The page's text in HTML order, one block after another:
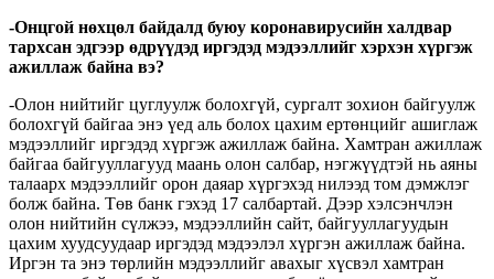
-Онцгой нөхцөл байдалд буюу коронавирусийн халдвар
тархсан эдгээр өдрүүдэд иргэдэд мэдээллийг хэрхэн хүргэж
ажиллаж байна вэ?
-Олон нийтийг цуглуулж болохгүй, сургалт зохион байгуулж
болохгүй байгаа энэ үед аль болох цахим ертөнцийг ашиглаж
мэдээллийг иргэдэд хүргэж ажиллаж байна. Хамтран ажиллаж
байгаа байгууллагууд маань олон салбар, нэгжүүдтэй нь аяны
талаарх мэдээллийг орон даяар хүргэхэд нилээд том дэмжлэг
болж байна. Төв банк гэхэд 17 салбартай. Дээр хэлсэнчлэн
олон нийтийн сүлжээ, мэдээллийн сайт, байгууллагуудын
цахим хуудсуудаар иргэдэд мэдээлэл хүргэн ажиллаж байна.
Иргэн та энэ төрлийн мэдээллийг авахыг хүсвэл хамтран